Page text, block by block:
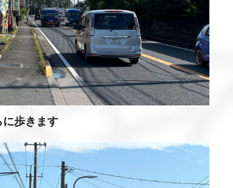
歩きます